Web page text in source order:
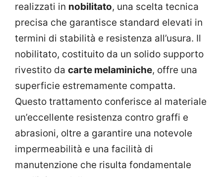
realizzati in nobilitato, una scelta tecnica
precisa che garantisce standard elevati in
termini di stabilità e resistenza all’usura. Il
nobilitato, costituito da un solido supporto
rivestito da carte melaminiche, offre una
superficie estremamente compatta.
Questo trattamento conferisce al materiale
un’eccellente resistenza contro graffi e
abrasioni, oltre a garantire una notevole
impermeabilità e una facilità di
manutenzione che risulta fondamentale